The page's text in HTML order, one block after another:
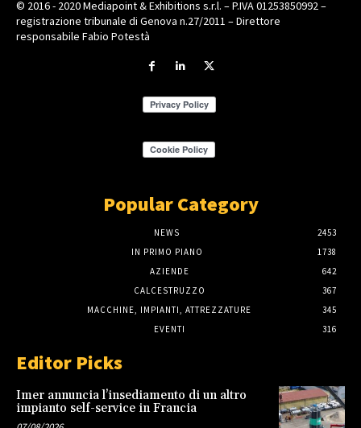
© 2016 - 2020 Mediapoint & Exhibitions s.r.l. – P.IVA 01253850992 –
registrazione tribunale di Genova n.27/2011 – Direttore
responsabile Fabio Potestà
Popular Category
NEWS
2453
IN PRIMO PIANO
1738
AZIENDE
642
CALCESTRUZZO
367
MACCHINE, IMPIANTI, ATTREZZATURE
345
EVENTI
316
Editor Picks
Imer annuncia l’insediamento di un altro
impianto self-service in Francia